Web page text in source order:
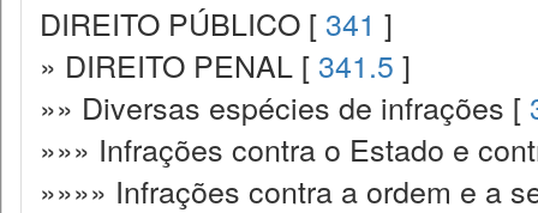
DIREITO PÚBLICO [ 341 ]
» DIREITO PENAL [ 341.5 ]
»» Diversas espécies de infrações [
»»» Infrações contra o Estado e
»»»» Infrações contra a ordem e a